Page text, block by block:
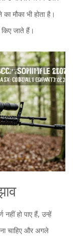
मौका भी होता है।
किए जाते हैं।
नहीं हो पाए हैं, उन्हें
चाहिए और अगले